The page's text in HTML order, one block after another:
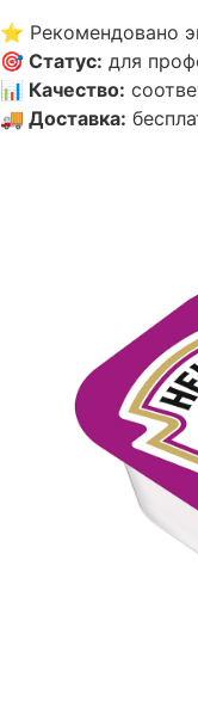
⭐ Рекомендовано
🎯 Статус: для
📊 Качество:
🚚 Доставка: